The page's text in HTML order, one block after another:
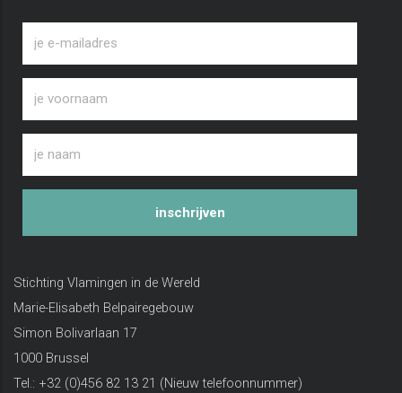
inschrijven
Stichting Vlamingen in de Wereld
Marie-Elisabeth Belpairegebouw
Simon Bolivarlaan 17
1000 Brussel
Tel.: +32 (0)456 82 13 21 (Nieuw telefoonnummer)